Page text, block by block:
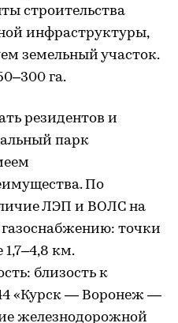
строительства
инфраструктуры,
земельный участок.
га.
резидентов и
парк
По
ЛЭП и ВОЛС на
точки
км.
близость к
«Курск — Воронеж —
железнодорожной